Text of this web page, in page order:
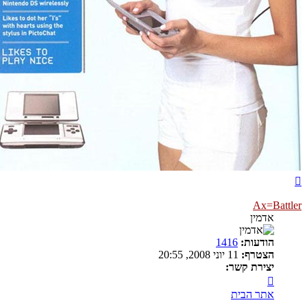
Ax=Battler
אדמין
הודעות: 1416
הצטרף:
יצירת קשר:
קשר
עם
אתר הבית